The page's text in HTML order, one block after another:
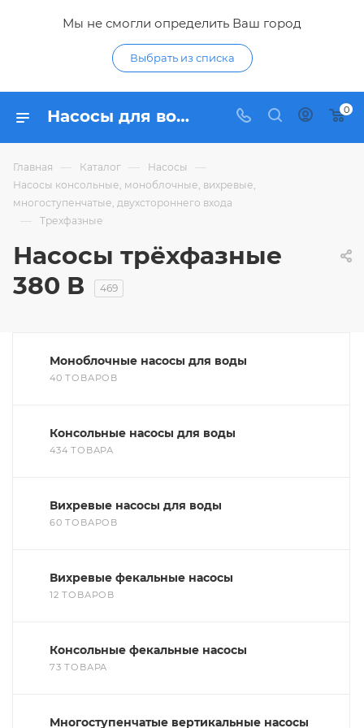
Мы не смогли определить Ваш город
Выбрать из списка
Насосы для воды 380 В - купить водяной трёхфазный насос по низким ценам в Курске в интерне-магазине Гидропромтехника 0
Главная — Каталог — Насосы —
Насосы консольные, моноблочные, вихревые,
многоступенчатые, двухстороннего входа
— Трехфазные
Насосы трёхфазные
380 В
469
Моноблочные насосы для воды
40 ТОВАРОВ
Консольные насосы для воды
434 ТОВАРА
Вихревые насосы для воды
60 ТОВАРОВ
Вихревые фекальные насосы
12 ТОВАРОВ
Консольные фекальные насосы
73 ТОВАРА
Многоступенчатые вертикальные насосы